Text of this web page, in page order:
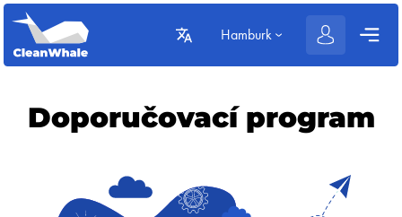
Hamburk
Doporučovací program